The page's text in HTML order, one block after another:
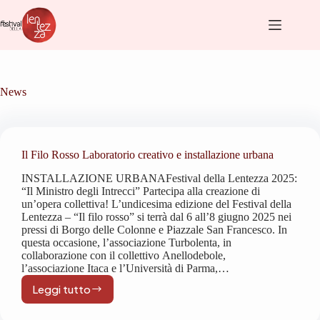
al
contenuto
News
Il Filo Rosso Laboratorio creativo e installazione urbana
INSTALLAZIONE URBANAFestival della Lentezza 2025:
“Il Ministro degli Intrecci” Partecipa alla creazione di
un’opera collettiva! L’undicesima edizione del Festival della
Lentezza – “Il filo rosso” si terrà dal 6 all’8 giugno 2025 nei
pressi di Borgo delle Colonne e Piazzale San Francesco. In
questa occasione, l’associazione Turbolenta, in
collaborazione con il collettivo Anellodebole,
l’associazione Itaca e l’Università di Parma,…
Leggi tutto
Il